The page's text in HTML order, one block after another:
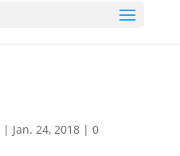
| Jan. 24, 2018| 0